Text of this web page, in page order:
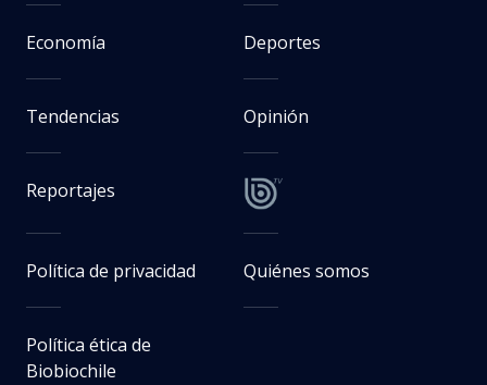
Economía Deportes
Tendencias Opinión
Reportajes
Política de privacidad Quiénes somos
Política ética de
Biobiochile